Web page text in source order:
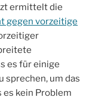
ermittelt die
gegen vorzeitige
es für einige
sprechen, um das
es kein Problem